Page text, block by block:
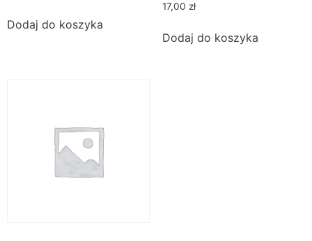
Dodaj do koszyka
17,00 zł
Dodaj do koszyka